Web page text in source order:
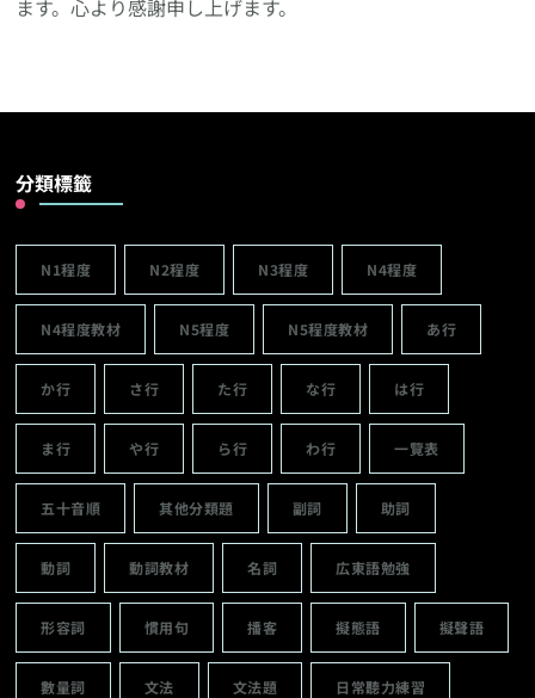
ます。心より感謝申し上げます。
分類標籤
N1程度 N2程度 N3程度 N4程度
N4程度教材 N5程度 N5程度教材 あ行
か行 さ行 た行 な行 は行
ま行 や行 ら行 わ行 一覽表
五十音順 其他分類題 副詞 助詞
動詞 動詞教材 名詞 広東語勉強
形容詞 慣用句 播客 擬態語 擬聲語
數量詞 文法 文法題 日常聽力練習